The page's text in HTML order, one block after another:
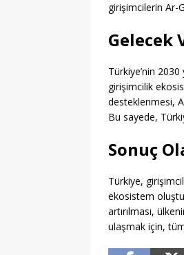
girişimcilerin Ar-
Gelecek
Türkiye’nin 2030
girişimcilik
desteklenmesi,
Bu sayede,
Sonuç
Türkiye,
ekosistem
artırılması,
ulaşmak için,